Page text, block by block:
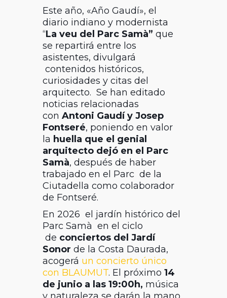
Este año, «Año Gaudí», el
diario indiano y modernista
“La veu del Parc Samà” que
se repartirá entre los
asistentes, divulgará
contenidos históricos,
curiosidades y citas del
arquitecto. Se han editado
noticias relacionadas
con Antoni Gaudí y Josep
Fontseré, poniendo en valor
la huella que el genial
arquitecto dejó en el Parc
Samà, después de haber
trabajado en el Parc de la
Ciutadella como colaborador
de Fontseré.
En 2026 el jardín histórico del
Parc Samà en el ciclo
de conciertos del Jardí
Sonor de la Costa Daurada,
acogerá un concierto único
con BLAUMUT. El próximo 14
de junio a las 19:00h, música